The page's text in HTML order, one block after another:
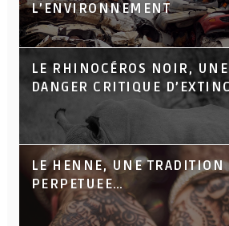
L’ENVIRONNEMENT
LE RHINOCÉROS NOIR, UNE
DANGER CRITIQUE
LE HENNE, UNE TRADITION
PERPETUEE…